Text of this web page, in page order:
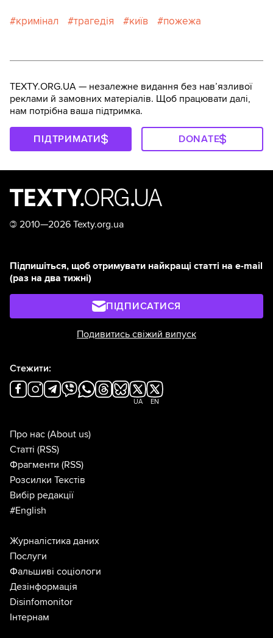
кримінал трагедія київ пожежа
TEXTY.ORG.UA — незалежне видання без навʼязливої
реклами й замовних матеріалів. Щоб працювати далі,
нам потрібна ваша підтримка.
ПІДТРИМАТИ DONATE
© 2010—2026 Texty.org.ua
Підпишіться, щоб отримувати найкращі статті на e-mail
(раз на два тижні)
ПІДПИСАТИСЯ
Подивитись свіжий випуск
Стежити:
UA EN
Про нас (About us)
Статті (RSS)
Фрагменти (RSS)
Розсилки Текстів
Вибір редакції
#English
Журналістика даних
Послуги
Фальшиві соціологи
Дезінформація
Disinfomonitor
Інтернам